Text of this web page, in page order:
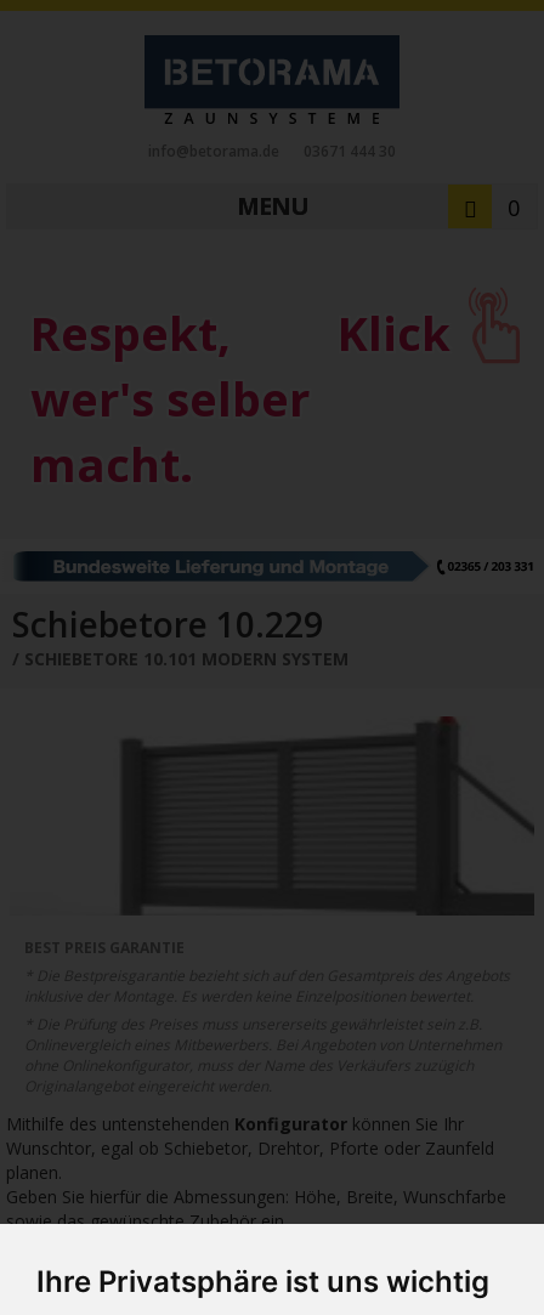
Ihre Privatsphäre ist uns wichtig
MENU 0
Schiebetore Drehtore Zaunfelder
Antriebe
Referenzen
Downloads Zubehör
Tore
ALUMINIUM
Schiebetore Industrie
Download
Industrie Zaunsysteme
Schranken
Referenzen
Klick
Respekt,
wer's selber
macht.
Schiebetore 10.229
SCHIEBETORE 10.101 MODERN SYSTEM
BEST PREIS GARANTIE
inklusive der Montage. Es werden keine Einzelpositionen bewertet.
* Die Prüfung des Preises muss unsererseits gewährleistet sein z.B.
Onlinevergleich eines Mitbewerbers. Bei Angeboten von Unternehmen
Originalangebot eingereicht werden.
Mithilfe des untenstehenden Konfigurator können Sie Ihr
Wunschtor, egal ob Schiebetor, Drehtor, Pforte oder Zaunfeld
planen.
Geben Sie hierfür die Abmessungen: Höhe, Breite, Wunschfarbe
sowie das gewünschte Zubehör ein.
3306 € 1774 €